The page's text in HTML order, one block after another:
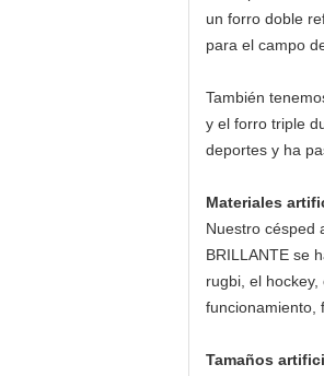
un forro doble
para el campo
También
y el forro triple
deportes y ha
Materiales
Nuestro césped
BRILLANTE se
rugbi, el
funcionamiento,
Tamaños